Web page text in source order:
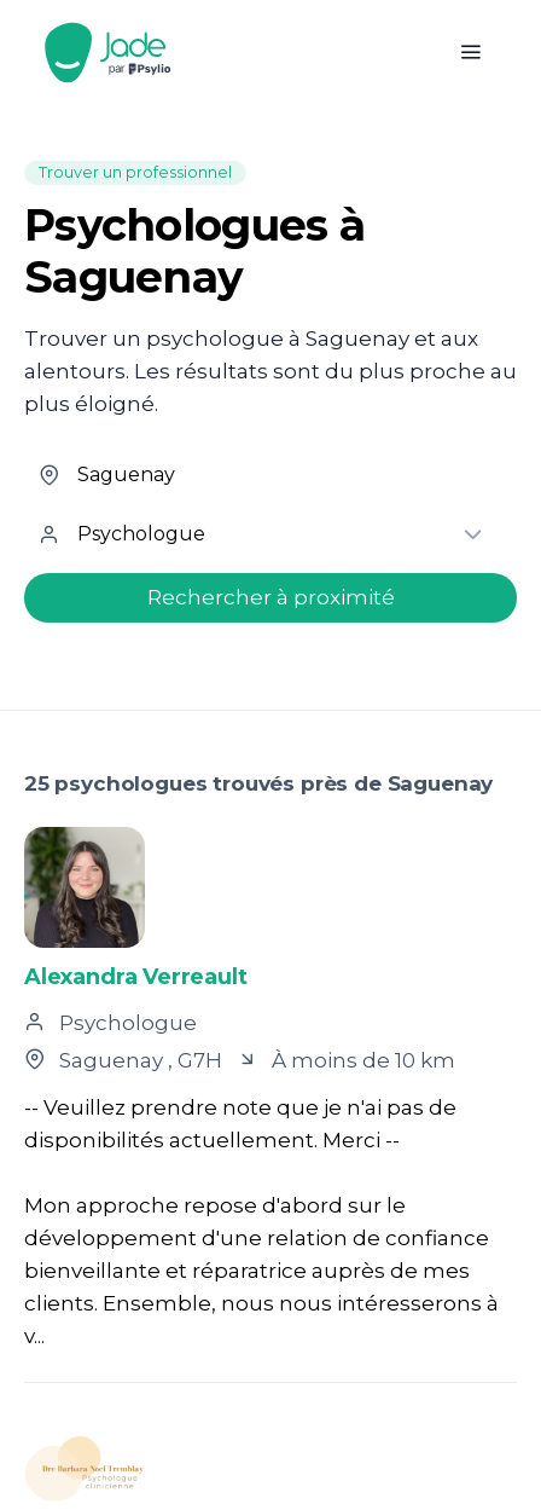
Trouver un professionnel
Psychologues à
Saguenay
Trouver un psychologue à Saguenay et aux
alentours. Les résultats sont du plus proche au
plus éloigné.
welcome.search.find.subtitle
Rechercher à proximité
25 psychologues trouvés près de Saguenay
Alexandra Verreault
Psychologue
Saguenay , G7H
À moins de 10 km
-- Veuillez prendre note que je n'ai pas de
disponibilités actuellement. Merci --
Mon approche repose d'abord sur le
développement d'une relation de confiance
bienveillante et réparatrice auprès de mes
clients. Ensemble, nous nous intéresserons à
v...